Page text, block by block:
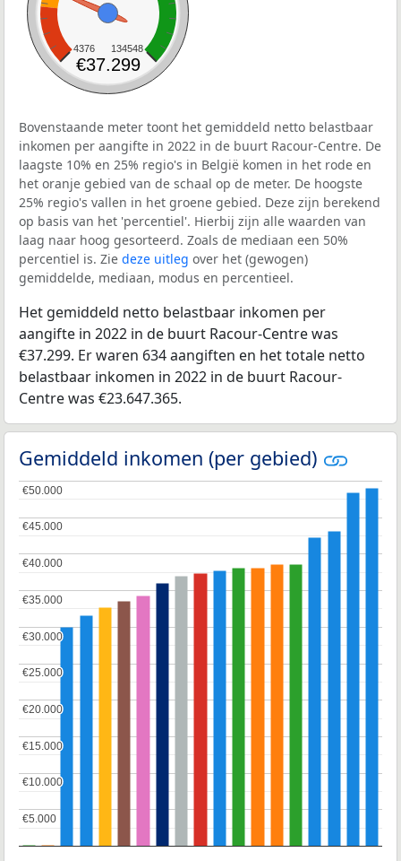
4376 134548
€37.299
Bovenstaande meter toont het gemiddeld netto belastbaar
inkomen per aangifte in 2022 in de buurt Racour-Centre. De
laagste 10% en 25% regio's in België komen in het rode en
het oranje gebied van de schaal op de meter. De hoogste
25% regio's vallen in het groene gebied. Deze zijn berekend
op basis van het 'percentiel'. Hierbij zijn alle waarden van
laag naar hoog gesorteerd. Zoals de mediaan een 50%
percentiel is. Zie deze uitleg over het (gewogen)
gemiddelde, mediaan, modus en percentieel.
Het gemiddeld netto belastbaar inkomen per
aangifte in 2022 in de buurt Racour-Centre was
€37.299. Er waren 634 aangiften en het totale netto
belastbaar inkomen in 2022 in de buurt Racour-
Centre was €23.647.365.
Gemiddeld inkomen (per gebied)
€5.000
€5.000
€10.000
€10.000
€15.000
€15.000
€20.000
€20.000
€25.000
€25.000
€30.000
€30.000
€35.000
€35.000
€40.000
€40.000
€45.000
€45.000
€50.000
€50.000